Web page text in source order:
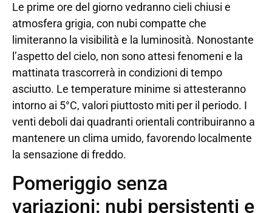
Le prime ore del giorno vedranno cieli chiusi e
atmosfera grigia, con nubi compatte che
limiteranno la visibilità e la luminosità. Nonostante
l’aspetto del cielo, non sono attesi fenomeni e la
mattinata trascorrerà in condizioni di tempo
asciutto. Le temperature minime si attesteranno
intorno ai 5°C, valori piuttosto miti per il periodo. I
venti deboli dai quadranti orientali contribuiranno a
mantenere un clima umido, favorendo localmente
la sensazione di freddo.
Pomeriggio senza
variazioni: nubi persistenti e